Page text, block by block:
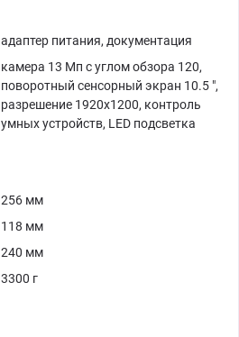
адаптер питания, документация
камера 13 Мп с углом обзора 120,
поворотный сенсорный экран 10.5 ",
разрешение 1920х1200, контроль
умных устройств, LED подсветка
256 мм
118 мм
240 мм
3300 г